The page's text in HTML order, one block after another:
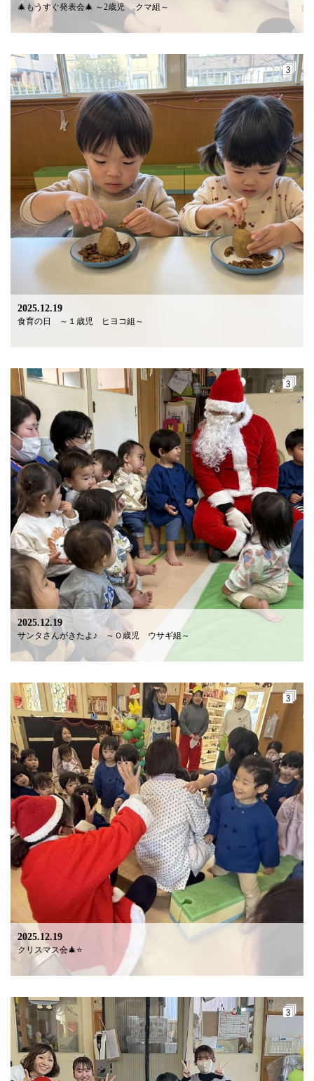
🎄もうすぐ発表会🎄 ～2歳児 クマ組～
2025.12.19
食育の日 ～１歳児 ヒヨコ組～
2025.12.19
サンタさんがきたよ♪ ～０歳児 ウサギ組～
2025.12.19
クリスマス会🎄⭐️